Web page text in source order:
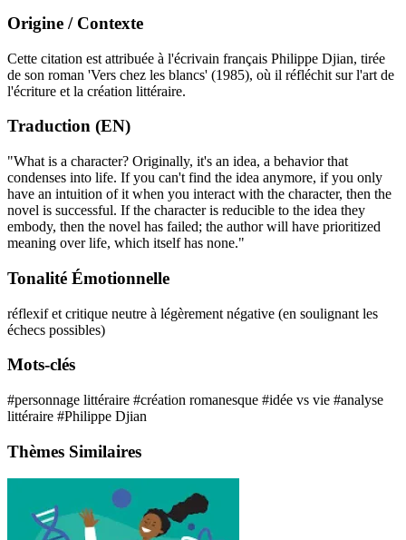
Origine / Contexte
Cette citation est attribuée à l'écrivain français Philippe Djian, tirée
de son roman 'Vers chez les blancs' (1985), où il réfléchit sur l'art de
l'écriture et la création littéraire.
Traduction (EN)
"What is a character? Originally, it's an idea, a behavior that
condenses into life. If you can't find the idea anymore, if you only
have an intuition of it when you interact with the character, then the
novel is successful. If the character is reducible to the idea they
embody, then the novel has failed; the author will have prioritized
meaning over life, which itself has none."
Tonalité Émotionnelle
réflexif et critique neutre à légèrement négative (en soulignant les
échecs possibles)
Mots-clés
#personnage littéraire #création romanesque #idée vs vie #analyse
littéraire #Philippe Djian
Thèmes Similaires